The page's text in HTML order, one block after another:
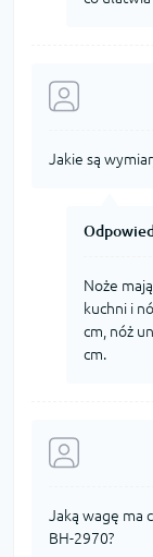
Jakie są
Noże
kuchni i
cm, nóż
cm.
Jaką wagę ma
BH-2970?